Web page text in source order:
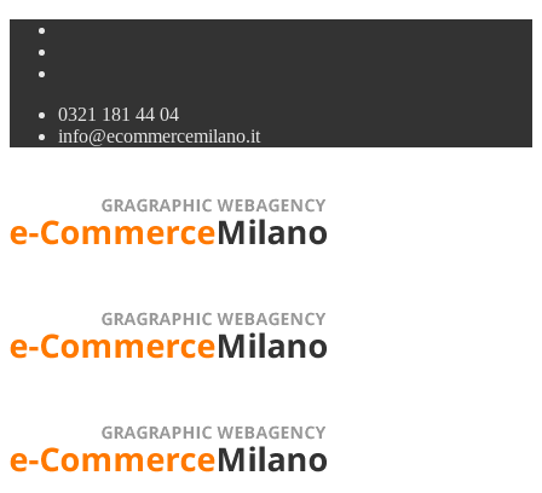
0321 181 44 04
info@ecommercemilano.it